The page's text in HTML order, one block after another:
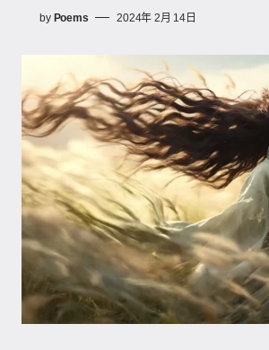
by Poems 2024年 2月 14日